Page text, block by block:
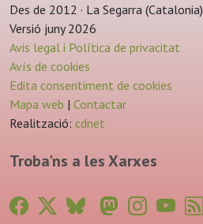
Des de 2012 · La Segarra (Catalonia)
Versió juny 2026
Avis legal i Política de privacitat
Avís de cookies
Edita consentiment de cookies
Mapa web | Contactar
Realització: cdnet
Troba'ns a les Xarxes